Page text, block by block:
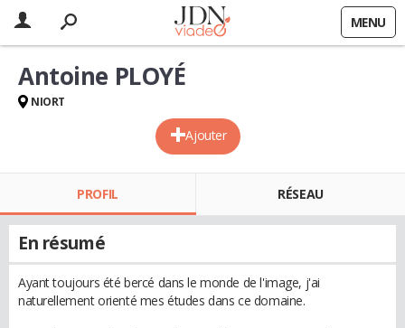
MENU
Ajouter
Antoine PLOYÉ
NIORT
PROFIL RÉSEAU
En résumé
Ayant toujours été bercé dans le monde de l'image, j'ai
naturellement orienté mes études dans ce domaine.